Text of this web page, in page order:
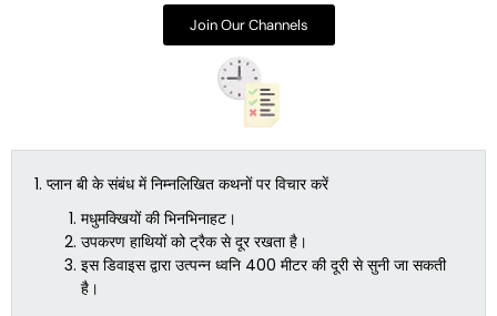
Join Our Channels
1. प्लान बी के संबंध में निम्नलिखित कथनों पर विचार करें
मधुमक्खियों की भिनभिनाहट।
उपकरण हाथियों को ट्रैक से दूर रखता है।
इस डिवाइस द्वारा उत्पन्न ध्वनि 400 मीटर की दूरी से सुनी जा सकती
है।